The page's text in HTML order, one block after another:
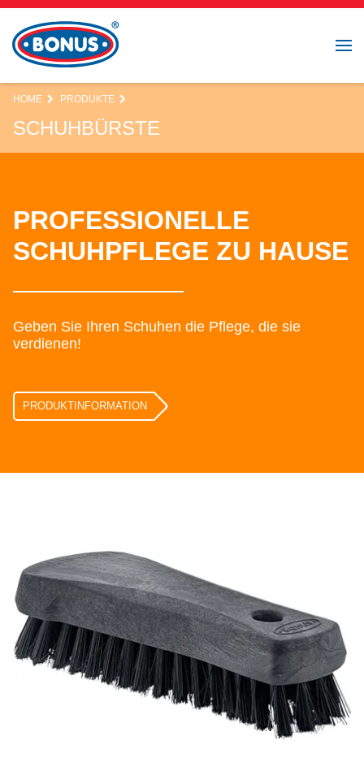
HOME PRODUKTE
SCHUHBÜRSTE
PROFESSIONELLE
SCHUHPFLEGE ZU HAUSE
Geben Sie Ihren Schuhen die Pflege, die sie
verdienen!
PRODUKTINFORMATION